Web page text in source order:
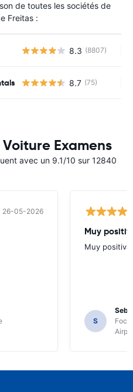
de toutes les sociétés de
Freitas :
8.3 (8807)
8.7 (75)
Examens
avec un 9.1/10 sur 12840
26-05-2026
Muy
Muy positiva
S
Foco